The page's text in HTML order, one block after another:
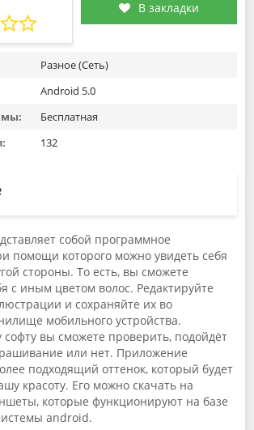
В закладки
Разное (Сеть)
Android 5.0
Бесплатная
132
собой программное
помощи которого можно увидеть себя
стороны. То есть, вы сможете
с иным цветом волос. Редактируйте
и сохраняйте их во
мобильного устройства.
софту вы сможете проверить, подойдёт
или нет. Приложение
подходящий оттенок, который будет
красоту. Его можно скачать на
которые функционируют на базе
android.